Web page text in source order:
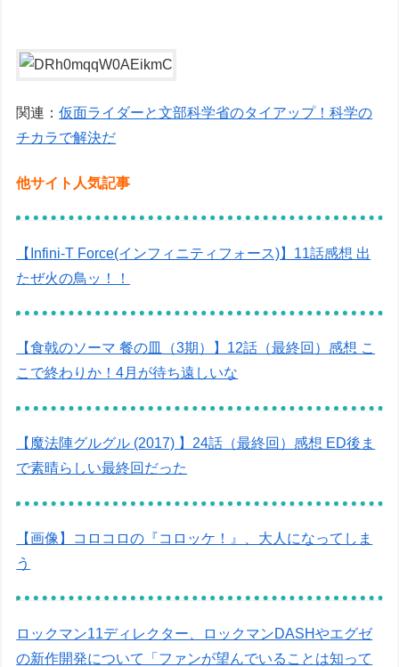
関連：仮面ライダーと文部科学省のタイアップ！科学の
チカラで解決だ
他サイト人気記事
【Infini-T Force(インフィニティフォース)】11話感想 出
たぜ火の鳥ッ！！
【食戟のソーマ 餐の皿（3期）】12話（最終回）感想 こ
こで終わりか！4月が待ち遠しいな
【魔法陣グルグル (2017) 】24話（最終回）感想 ED後ま
で素晴らしい最終回だった
【画像】コロコロの『コロッケ！』、大人になってしま
う
ロックマン11ディレクター、ロックマンDASHやエグゼ
の新作開発について「ファンが望んでいることは知って